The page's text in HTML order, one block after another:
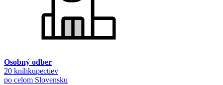
Osobný odber
20 kníhkupectiev
po celom Slovensku